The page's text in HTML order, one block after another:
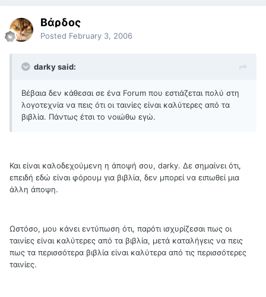
Βάρδος
Posted February 3, 2006
darky said:
Βέβαια δεν κάθεσαι σε ένα Forum που εστιάζεται πολύ στη
λογοτεχνία να πεις ότι οι ταινίες είναι καλύτερες από τα
βιβλία. Πάντως έτσι το νοιώθω εγώ.
Και είναι καλοδεχούμενη η άποψή σου, darky. Δε σημαίνει ότι,
επειδή εδώ είναι φόρουμ για βιβλία, δεν μπορεί να ειπωθεί μια
άλλη άποψη.
Ωστόσο, μου κάνει εντύπωση ότι, παρότι ισχυρίζεσαι πως οι
ταινίες είναι καλύτερες από τα βιβλία, μετά καταλήγεις να πεις
πως τα περισσότερα βιβλία είναι καλύτερα από τις περισσότερες
ταινίες.